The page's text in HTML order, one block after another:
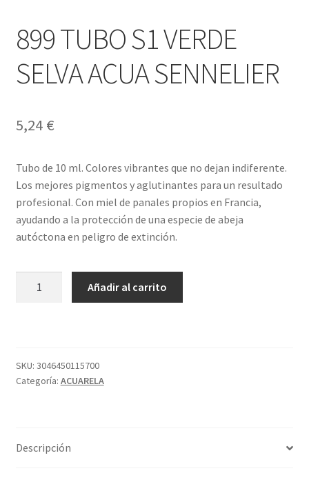
899 TUBO S1 VERDE
SELVA ACUA SENNELIER
5,24 €
Tubo de 10 ml. Colores vibrantes que no dejan indiferente.
Los mejores pigmentos y aglutinantes para un resultado
profesional. Con miel de panales propios en Francia,
ayudando a la protección de una especie de abeja
autóctona en peligro de extinción.
ACUA
SENNELIER
Añadir al carrito
SKU: 3046450115700
Categoría: ACUARELA
Descripción